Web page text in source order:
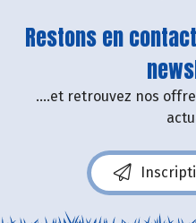
Restons en
....et retrouvez nos